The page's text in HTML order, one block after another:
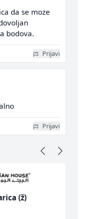
da se moze
bodova.
Prijavi
Prijavi
(ž)